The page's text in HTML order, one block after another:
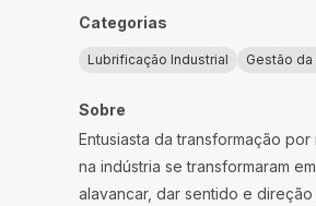
Categorias
Lubrificação Industrial Gestão
Sobre
Entusiasta da transformação
na indústria se transformaram
alavancar, dar sentido e